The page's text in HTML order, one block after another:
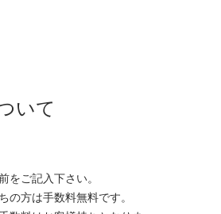
いて
をご記入下さい。
の方は手数料無料です。